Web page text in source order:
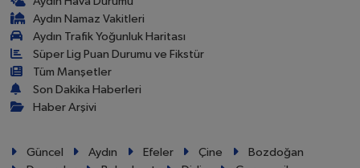
Aydın Namaz Vakitleri
Aydın Trafik Yoğunluk Haritası
Süper Lig Puan Durumu ve Fikstür
Tüm Manşetler
Son Dakika Haberleri
Haber Arşivi
Güncel Aydın Efeler Çine
Bozdoğan